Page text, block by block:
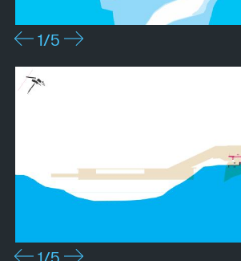
1/5